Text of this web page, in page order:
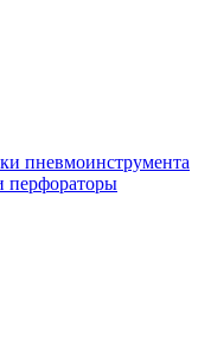
пневмоинструмента
перфораторы